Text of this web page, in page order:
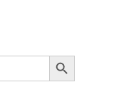
SEARCH
BUTTON